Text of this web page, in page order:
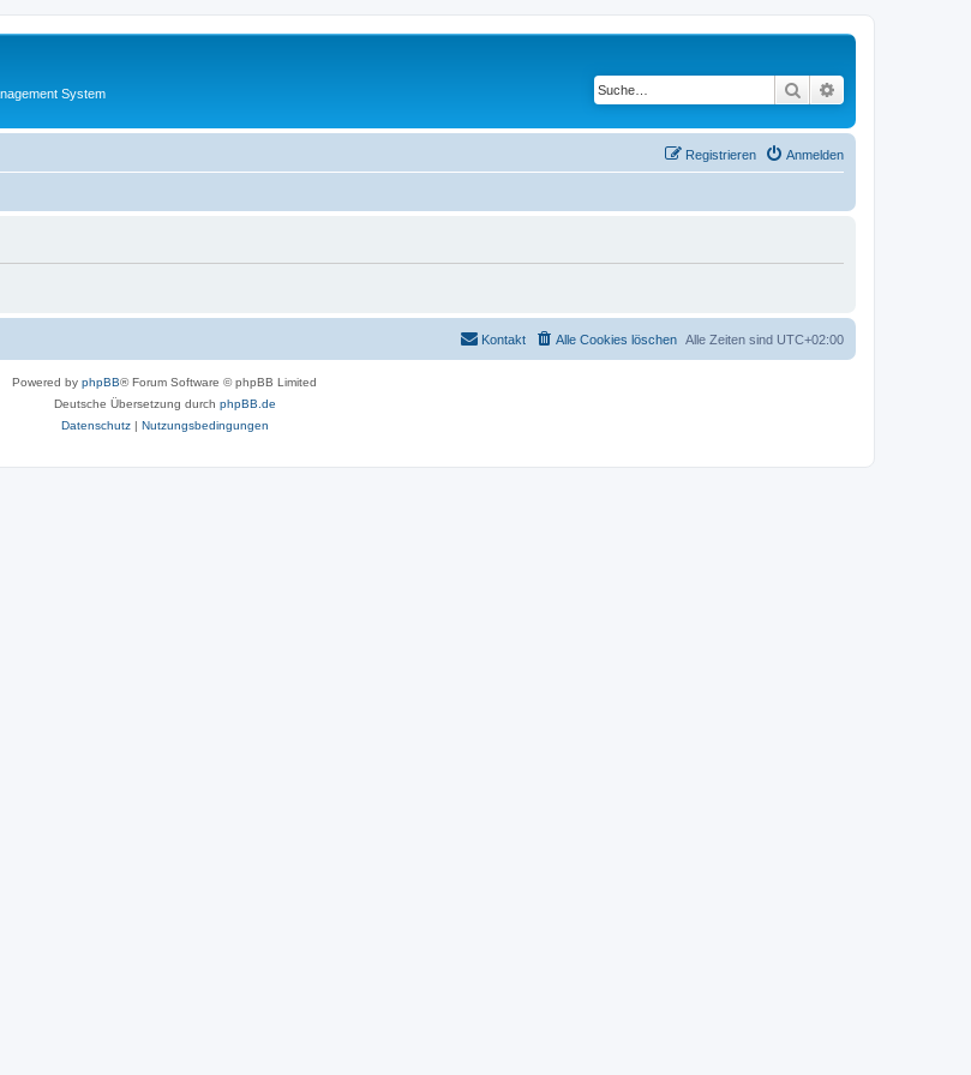
System Suche
Anmelden
Registrieren
Alle Zeiten sind UTC+02:00
Alle Cookies löschen
Kontakt
Powered by phpBB® Forum Software © phpBB Limited
Deutsche Übersetzung durch phpBB.de
Datenschutz| Nutzungsbedingungen